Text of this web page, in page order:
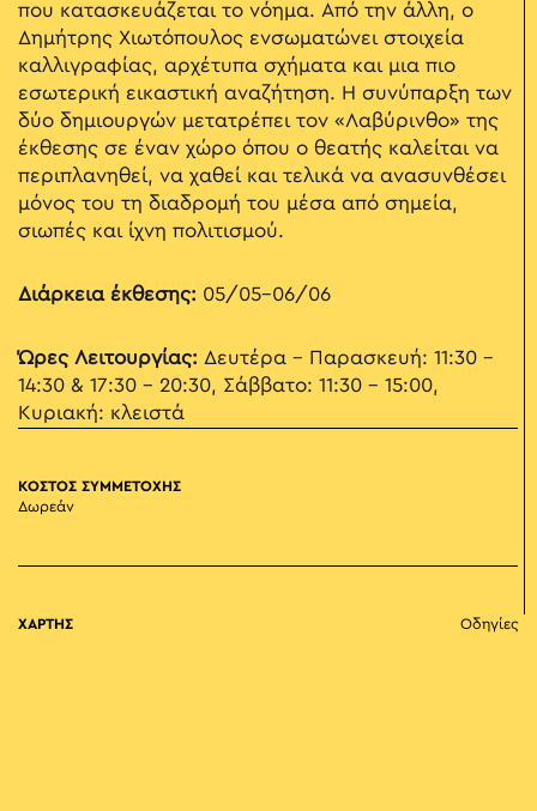
που κατασκευάζεται το νόημα. Από την άλλη, ο
Δημήτρης Χιωτόπουλος ενσωματώνει στοιχεία
καλλιγραφίας, αρχέτυπα σχήματα και μια πιο
εσωτερική εικαστική αναζήτηση. Η συνύπαρξη των
δύο δημιουργών μετατρέπει τον «Λαβύρινθο» της
έκθεσης σε έναν χώρο όπου ο θεατής καλείται να
περιπλανηθεί, να χαθεί και τελικά να ανασυνθέσει
μόνος του τη διαδρομή του μέσα από σημεία,
σιωπές και ίχνη πολιτισμού.
Διάρκεια έκθεσης: 05/05-06/06
Ώρες Λειτουργίας: Δευτέρα - Παρασκευή: 11:30 –
14:30 & 17:30 - 20:30, Σάββατο: 11:30 – 15:00,
Κυριακή: κλειστά
ΚΟΣΤΟΣ ΣΥΜΜΕΤΟΧΗΣ
Δωρεάν
ΧΑΡΤΗΣ Οδηγίες